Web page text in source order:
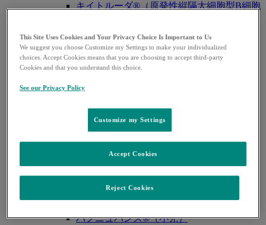
キイトルーダ®（原発性縦隔大細胞型B細胞
キイトルーダ®（MSI-High結腸・直腸癌）
キイトルーダ®（TMB-High固形癌）
キャップバックス®
サ・タ・ナ行
シベクトロ®
ジャヌビア®
シルガード®9
スージャヌ®
ゾリンザ®
ノクサフィル®
バクニュバンス®（小児）
This Site Uses Cookies and Your Privacy Choice Is Important to Us
We suggest you choose Customize my Settings to make your individualized
choices. Accept Cookies means that you are choosing to accept third-party
Cookies and that you understand this choice.
See our Privacy Policy
Customize my Settings
Reject Cookies
Accept Cookies